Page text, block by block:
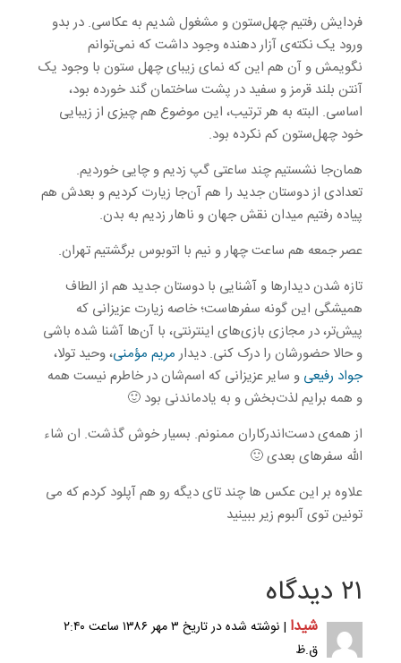
فردایش رفتیم چهل‌ستون و مشغول شدیم به عکاسی. در بدو
ورود یک نکته‌ی آزار دهنده وجود داشت که نمی‌توانم
نگویمش و آن هم این که نمای زیبای چهل ستون با وجود یک
آنتن بلند قرمز و سفید در پشت ساختمان گند خورده بود،
اساسی. البته به هر ترتیب، این موضوع هم چیزی از زیبایی
خود چهل‌ستون کم نکرده بود.
همان‌جا نشستیم چند ساعتی گپ زدیم و چایی خوردیم.
تعدادی از دوستان جدید را هم آن‌جا زیارت کردیم و بعدش هم
پیاده رفتیم میدان نقش جهان و ناهار زدیم به بدن.
عصر جمعه هم ساعت چهار و نیم با اتوبوس برگشتیم تهران.
تازه شدن دیدارها و آشنایی با دوستان جدید هم از الطاف
همیشگی این گونه سفرهاست؛ خاصه زیارت عزیزانی که
پیش‌تر، در مجازی بازی‌های اینترنتی، با آن‌ها آشنا شده باشی
و حالا حضورشان را درک کنی. دیدارمریم مؤمنی، وحید تولا،
جواد رفیعی و سایر عزیزانی که اسم‌شان در خاطرم نیست همه
و همه برایم لذت‌بخش و به یادماندنی بود 🙂
از همه‌ی دست‌اندرکاران ممنونم. بسیار خوش گذشت. ان شاء
الله سفرهای بعدی 🙂
علاوه بر این عکس ها چند تای دیگه رو هم آپلود کردم که می
تونین توی آلبوم زیر ببینید
۲۱ دیدگاه
شیدا
| نوشته شده در تاریخ ۳ مهر ۱۳۸۶ ساعت ۲:۴۰
ق.ظ